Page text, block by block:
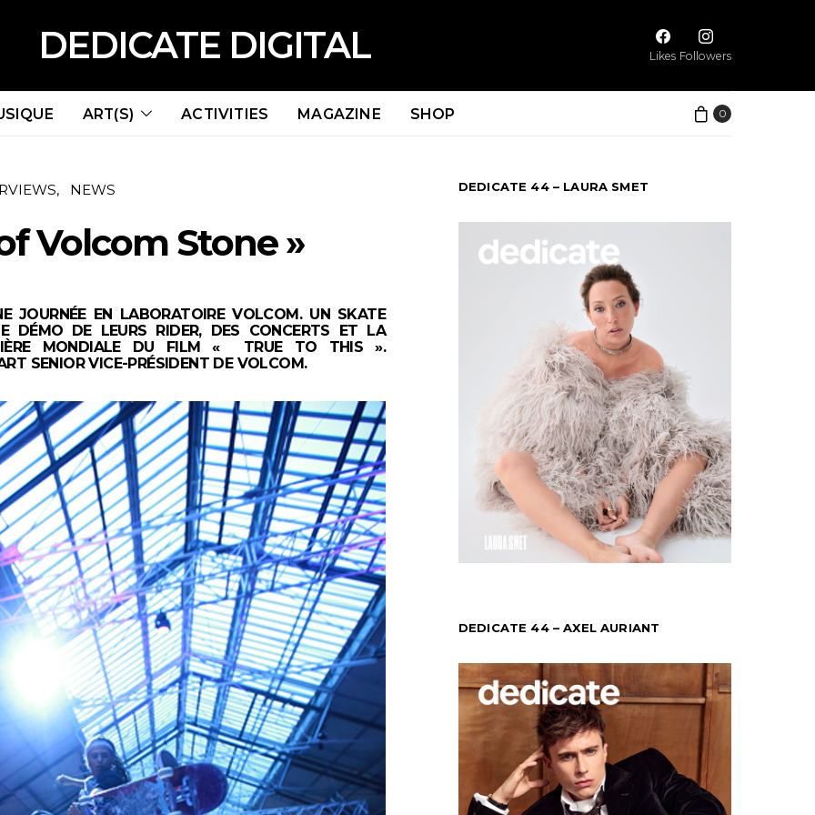
DEDICATE DIGITAL Likes Followers
ART(S) ACTIVITIES MAGAZINE SHOP 0
NEWS
Volcom Stone »
JOURNÉE EN LABORATOIRE VOLCOM. UN SKATE
DÉMO DE LEURS RIDER, DES CONCERTS ET LA
MONDIALE DU FILM « TRUE TO THIS ».
SENIOR VICE-PRÉSIDENT DE VOLCOM.
DEDICATE 44 – LAURA SMET
DEDICATE 44 – AXEL AURIANT